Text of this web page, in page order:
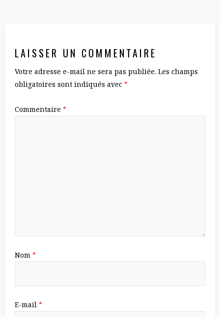
LAISSER UN COMMENTAIRE
Votre adresse e-mail ne sera pas publiée. Les champs
obligatoires sont indiqués avec *
Commentaire *
Nom *
E-mail *